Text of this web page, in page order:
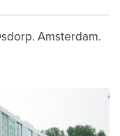
Amsterdam.